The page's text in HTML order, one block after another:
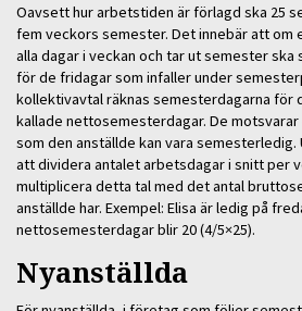
Oavsett hur arbetstiden är förlagd ska 25
fem veckors semester. Det innebär att om
alla dagar i veckan och tar ut semester
för de fridagar som infaller under
kollektivavtal räknas semesterdagarna för
kallade nettosemesterdagar. De
som den anställde kan vara
att dividera antalet arbetsdagar i snitt per
multiplicera detta tal med det antal
anställde har. Exempel: Elisa är ledig på
nettosemesterdagar blir 20 (4/5×25).
Nyanställda